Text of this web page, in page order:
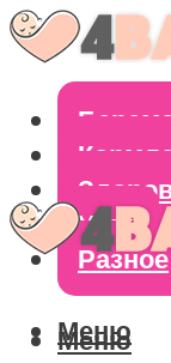
Уход
Разное
Меню
Меню